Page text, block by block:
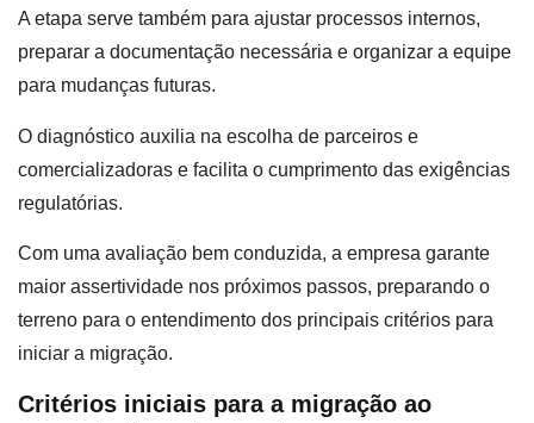
A etapa serve também para ajustar processos internos,
preparar a documentação necessária e organizar a equipe
para mudanças futuras.
O diagnóstico auxilia na escolha de parceiros e
comercializadoras e facilita o cumprimento das exigências
regulatórias.
Com uma avaliação bem conduzida, a empresa garante
maior assertividade nos próximos passos, preparando o
terreno para o entendimento dos principais critérios para
iniciar a migração.
Critérios iniciais para a migração ao